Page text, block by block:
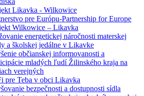
Likavka - Wilkowice
pre Európu-Partnership for Europe
Wilkowice – Likavka
energetickej náročnosti materskej
a školskej jedálne v Likavke
občianskej informovanosti a
mladých ľudí Žilinského kraja na
verejných
pre Teba v obci Likavka
bezpečnosti a dostupnosti sídla